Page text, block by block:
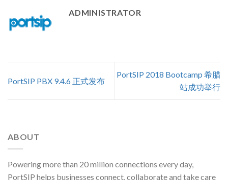
ADMINISTRATOR
PortSIP PBX 9.4.6 正式发布
PortSIP 2018 Bootcamp 希腊
站成功举行
ABOUT
Powering more than 20 million connections every day,
PortSIP helps businesses connect, collaborate and take care